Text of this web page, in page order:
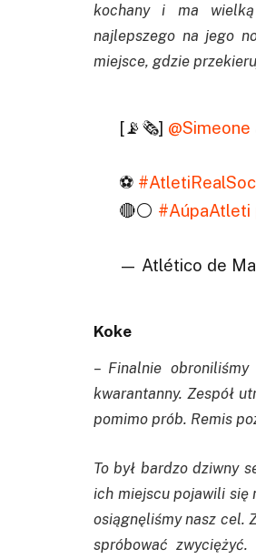
kochany i ma wielką
najlepszego na jego
miejsce, gdzie
[📡🗞] @Simeone
⚽
🔴⚪ #AúpaAtleti
— Atlético de
Koke
– Finalnie
kwarantanny. Zespół
pomimo prób. Remis
To był bardzo dziwny
ich miejscu pojawili się
osiągnęliśmy nasz cel.
spróbować